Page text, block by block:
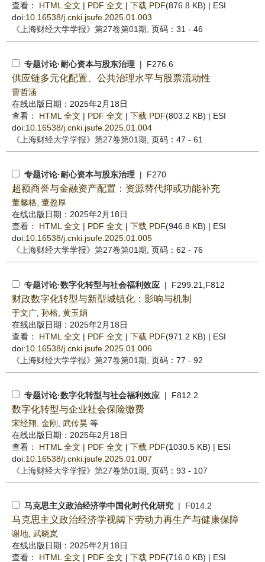
查看： HTML 全文 | PDF 全文 | 下载 PDF(876.8 KB) | ESI
doi:10.16538/j.cnki.jsufe.2025.01.003
《上海财经大学学报》 第27卷第01期 , 页码：31 - 46
专题讨论·耐心资本与股东治理 | F276.6
供应链多元化配置、公共治理水平与股票流动性
曹哲涵
在线出版日期：2025年2月18日
查看： HTML 全文 | PDF 全文 | 下载 PDF(803.2 KB) | ESI
doi:10.16538/j.cnki.jsufe.2025.01.004
《上海财经大学学报》 第27卷第01期 , 页码：47 - 61
专题讨论·耐心资本与股东治理 | F270
超额商誉与金融资产配置：资源替代抑或功能补充
董馨格 董盈厚
在线出版日期：2025年2月18日
查看： HTML 全文 | PDF 全文 | 下载 PDF(946.8 KB) | ESI
doi:10.16538/j.cnki.jsufe.2025.01.005
《上海财经大学学报》 第27卷第01期 , 页码：62 - 76
专题讨论·数字化转型与社会福利效应 | F299.21;F812
财政数字化转型与新型城镇化：影响与机制
于文广 孙榕 黄玉娟
在线出版日期：2025年2月18日
查看： HTML 全文 | PDF 全文 | 下载 PDF(971.2 KB) | ESI
doi:10.16538/j.cnki.jsufe.2025.01.006
《上海财经大学学报》 第27卷第01期 , 页码：77 - 92
专题讨论·数字化转型与社会福利效应 | F812.2
数字化转型与企业社会保险缴费
宋经翔 金刚 武传昊 等
在线出版日期：2025年2月18日
查看： HTML 全文 | PDF 全文 | 下载 PDF(1030.5 KB) | ESI
doi:10.16538/j.cnki.jsufe.2025.01.007
《上海财经大学学报》 第27卷第01期 , 页码：93 - 107
马克思主义政治经济学中国化时代化研究 | F014.2
马克思主义政治经济学视阈下劳动力再生产与健康保障
谢地 武晓岚
在线出版日期：2025年2月18日
查看： HTML 全文 | PDF 全文 | 下载 PDF(716.0 KB) | ESI